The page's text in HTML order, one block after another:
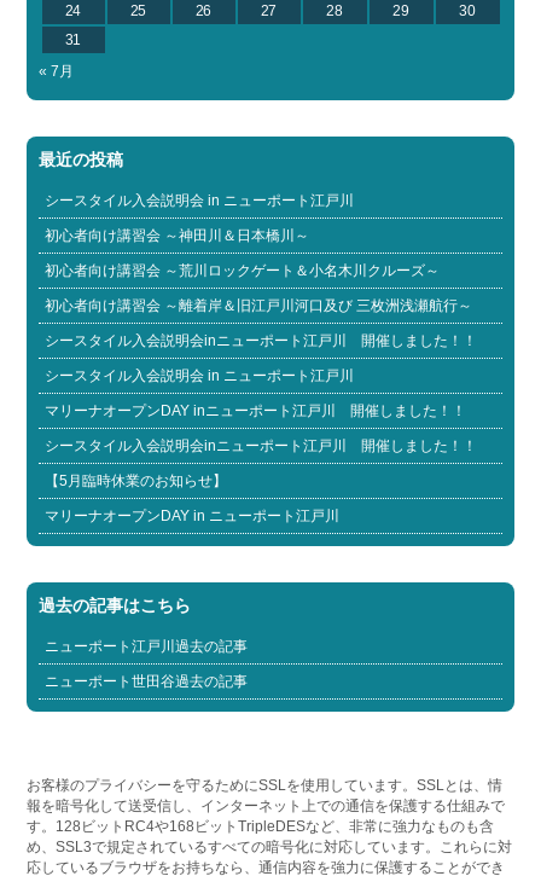
24
25 26 27 28 29
30
31
« 7月
最近の投稿
シースタイル入会説明会 in ニューポート江戸川
初心者向け講習会 ～神田川＆日本橋川～
初心者向け講習会 ～荒川ロックゲート＆小名木川クルーズ～
初心者向け講習会 ～離着岸＆旧江戸川河口及び 三枚洲浅瀬航行～
シースタイル入会説明会inニューポート江戸川 開催しました！！
シースタイル入会説明会 in ニューポート江戸川
マリーナオープンDAY inニューポート江戸川 開催しました！！
シースタイル入会説明会inニューポート江戸川 開催しました！！
【5月臨時休業のお知らせ】
マリーナオープンDAY in ニューポート江戸川
過去の記事はこちら
ニューポート江戸川過去の記事
ニューポート世田谷過去の記事
お客様のプライバシーを守るためにSSLを使用しています。SSLとは、情
報を暗号化して送受信し、インターネット上での通信を保護する仕組みで
す。128ビットRC4や168ビットTripleDESなど、非常に強力なものも含
め、SSL3で規定されているすべての暗号化に対応しています。これらに対
応しているブラウザをお持ちなら、通信内容を強力に保護することができ